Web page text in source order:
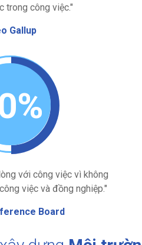
trong công việc."
Gallup
với công việc vì không
việc và đồng nghiệp."
Board